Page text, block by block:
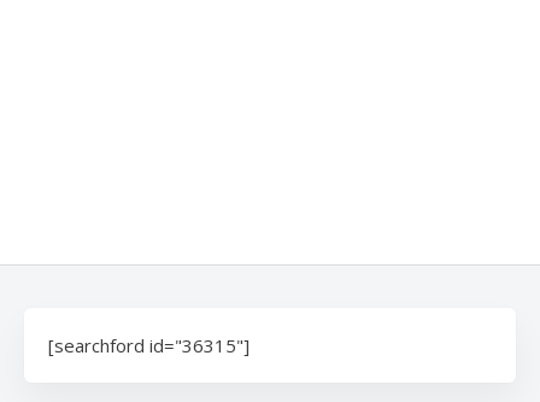
[searchford id="36315"]